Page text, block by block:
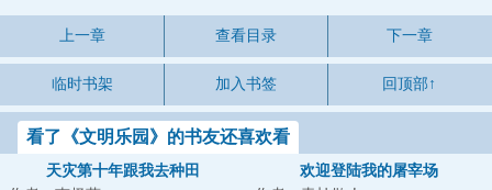
上一章 查看目录 下一章
临时书架 加入书签 回顶部↑
看了《文明乐园》的书友还喜欢看
天灾第十年跟我去种田
欢迎登陆我的屠宰场